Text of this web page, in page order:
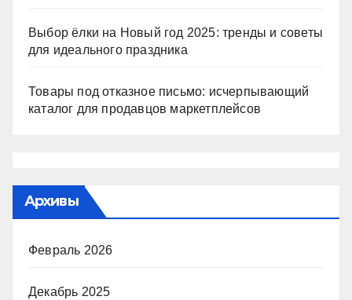
Выбор ёлки на Новый год 2025: тренды и советы
для идеального праздника
Товары под отказное письмо: исчерпывающий
каталог для продавцов маркетплейсов
Архивы
Февраль 2026
Декабрь 2025